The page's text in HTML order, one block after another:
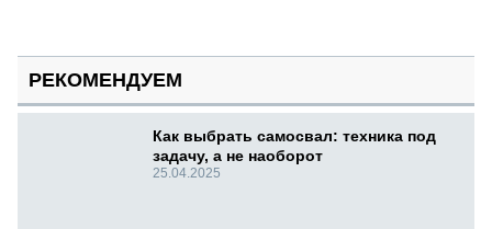
РЕКОМЕНДУЕМ
Как выбрать самосвал: техника под
задачу, а не наоборот
25.04.2025